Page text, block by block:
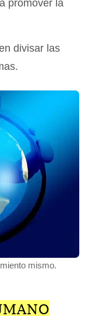
promover la
divisar las
mismo.